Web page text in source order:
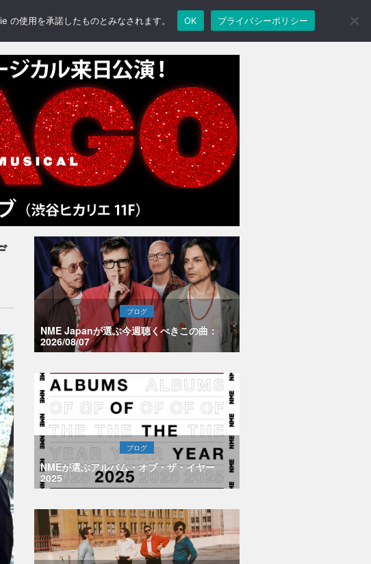
ブログ
NME Japanが選ぶ今週聴くべきこの曲：
2026/08/07
ブログ
NMEが選ぶアルバム・オブ・ザ・イヤー
2025
使用を承諾したものとみなされます。 OK プライバシーポリシー